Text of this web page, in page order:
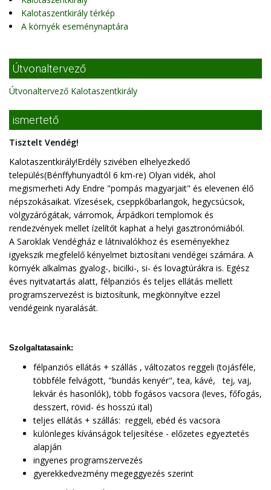
Kalotaszentkirály térkép
A környék eseménynaptára
Útvonaltervező
Útvonaltervező Kalotaszentkirály
ismertető
Tisztelt Vendég!
Kalotaszentkirály!Erdély szivében elhelyezkedő
település(Bénffyhunyadtól 6 km-re) Olyan vidék, ahol
megismerheti Ady Endre "pompás magyarjait" és elevenen élő
népszokásaikat. Vízesések, cseppkőbarlangok, hegycsúcsok,
völgyzárógátak, várromok, Árpádkori templomok és
rendezvények mellet ízelítőt kaphat a helyi gasztronómiából.
A Saroklak Vendégház e látnivalókhoz és eseményekhez
igyekszik megfelelő kényelmet biztosítani vendégei számára. A
környék alkalmas gyalog-, bicilki-, si- és lovagtúrákra is. Egész
éves nyitvatartás alatt, félpanziós és teljes ellátás mellett
programszervezést is biztosítunk, megkönnyítve ezzel
vendégeink nyaralását.
Szolgaltatasaink:
félpanziós ellátás + szállás , változatos reggeli (tojásféle,
többféle felvágott, "bundás kenyér", tea, kávé, tej, vaj,
lekvár és hasonlók), több fogásos vacsora (leves, főfogás,
desszert, rövid- és hosszú ital)
teljes ellátás + szállás: reggeli, ebéd és vacsora
különleges kívánságok teljesítése - előzetes egyeztetés
alapján
ingyenes programszervezés
gyerekkedvezmény megeggyezés szerint